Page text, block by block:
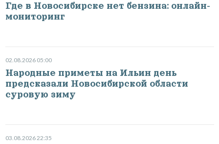
Где в Новосибирске нет бензина: онлайн-
мониторинг
02.08.2026 05:00
Народные приметы на Ильин день
предсказали Новосибирской области
суровую зиму
03.08.2026 22:35